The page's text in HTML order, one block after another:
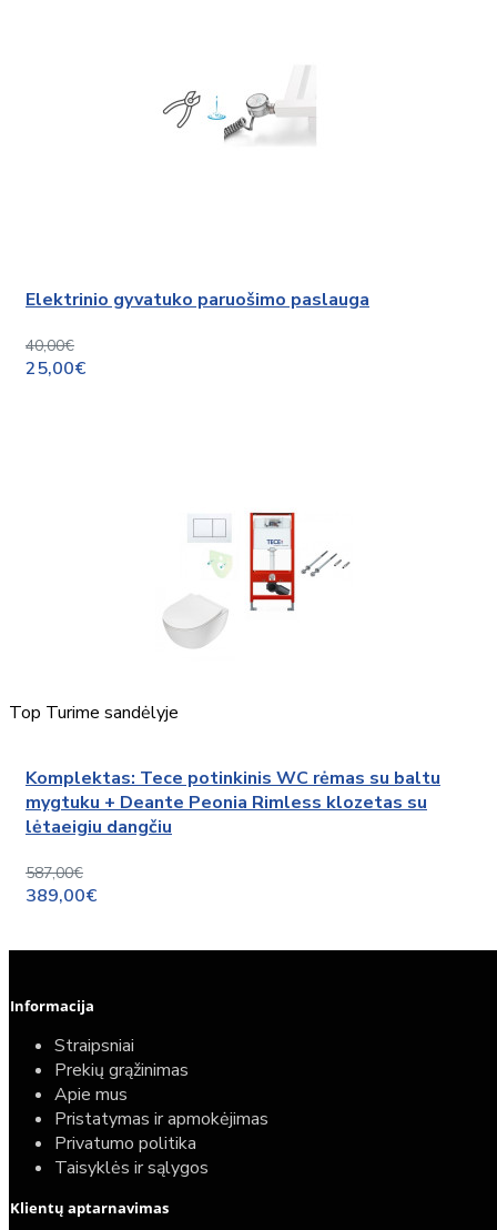
Elektrinio gyvatuko paruošimo paslauga
40,00€
25,00€
Top Turime sandėlyje
Komplektas: Tece potinkinis WC rėmas su baltu
mygtuku + Deante Peonia Rimless klozetas su
lėtaeigiu dangčiu
587,00€
389,00€
Informacija
Straipsniai
Prekių grąžinimas
Apie mus
Pristatymas ir apmokėjimas
Privatumo politika
Taisyklės ir sąlygos
Klientų aptarnavimas